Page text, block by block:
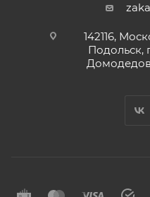
142116,
Подольск,